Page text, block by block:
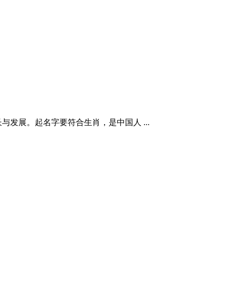
发展。起名字要符合生肖，是中国人 ...